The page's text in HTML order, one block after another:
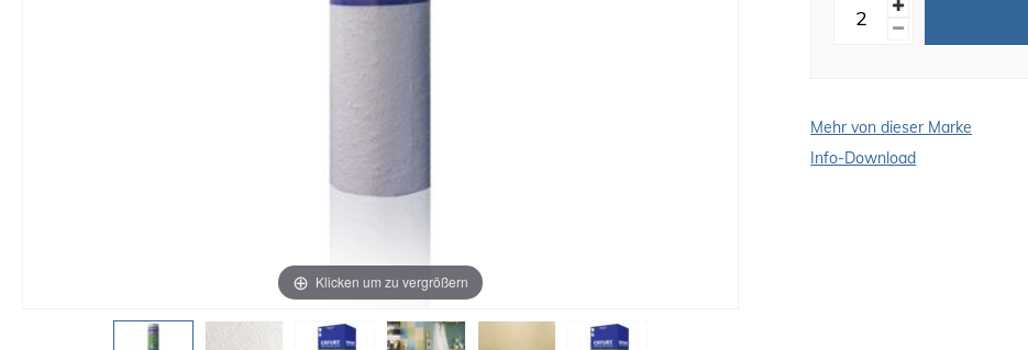
Klicken um zu vergrößern
Mehr von dieser Marke
Info-Download